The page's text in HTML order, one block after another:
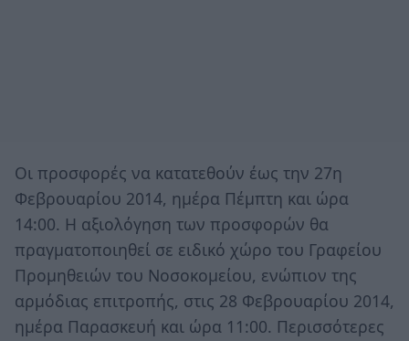
Οι προσφορές να κατατεθούν έως την 27η
Φεβρουαρίου 2014, ημέρα Πέμπτη και ώρα
14:00. Η αξιολόγηση των προσφορών θα
πραγματοποιηθεί σε ειδικό χώρο του Γραφείου
Προμηθειών του Νοσοκομείου, ενώπιον της
αρμόδιας επιτροπής, στις 28 Φεβρουαρίου 2014,
ημέρα Παρασκευή και ώρα 11:00. Περισσότερες